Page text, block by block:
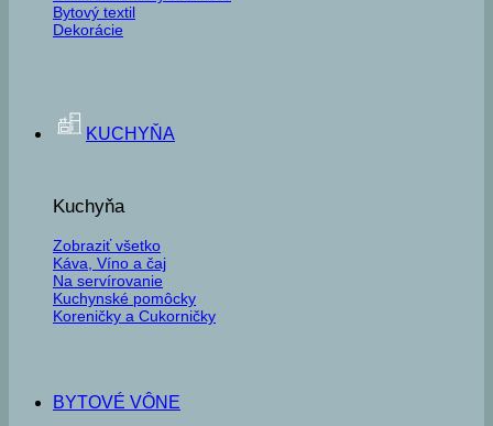
Bytový textil
Dekorácie
KUCHYŇA
Kuchyňa
Zobraziť všetko
Káva, Víno a čaj
Na servírovanie
Kuchynské pomôcky
Koreničky a Cukorničky
BYTOVÉ VÔNE